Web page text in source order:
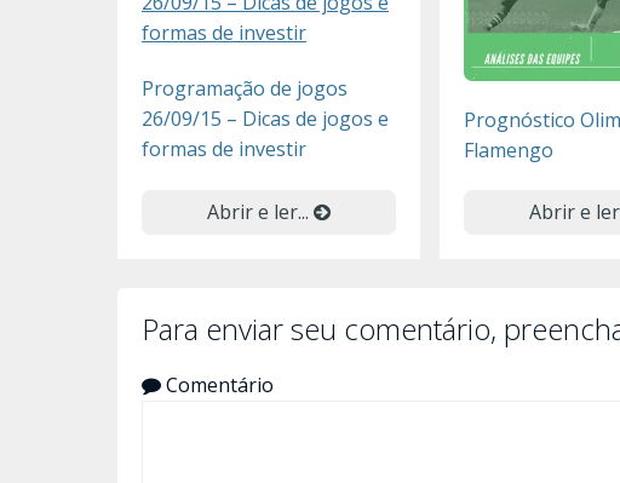
Programação de jogos
26/09/15 – Dicas de jogos e
formas de investir
Abrir e ler...
Prognóstico
Flamengo
Abrir e
Para enviar seu comentário,
Comentário